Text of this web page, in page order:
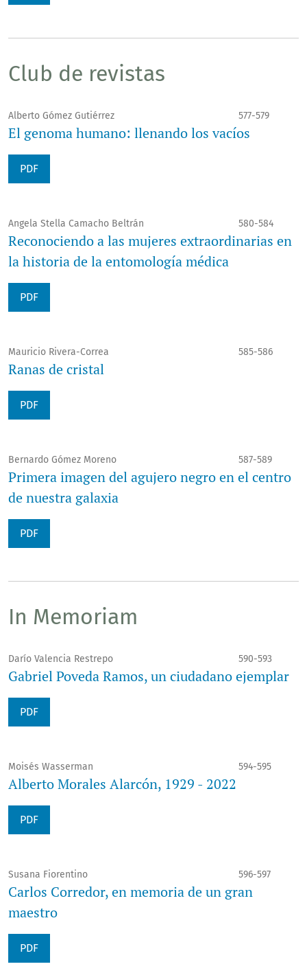
Club de revistas
Alberto Gómez Gutiérrez 577-579
El genoma humano: llenando los vacíos
PDF
Angela Stella Camacho Beltrán 580-584
Reconociendo a las mujeres extraordinarias en
la historia de la entomología médica
PDF
Mauricio Rivera-Correa 585-586
Ranas de cristal
PDF
Bernardo Gómez Moreno 587-589
Primera imagen del agujero negro en el centro
de nuestra galaxia
PDF
In Memoriam
Darío Valencia Restrepo 590-593
Gabriel Poveda Ramos, un ciudadano ejemplar
PDF
Moisés Wasserman 594-595
Alberto Morales Alarcón, 1929 - 2022
PDF
Susana Fiorentino 596-597
Carlos Corredor, en memoria de un gran
maestro
PDF